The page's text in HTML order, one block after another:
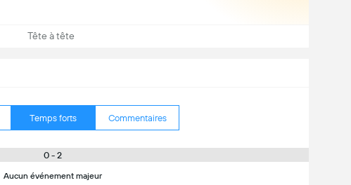
Tête à tête
Temps forts Commentaires
0 - 2
Aucun événement majeur